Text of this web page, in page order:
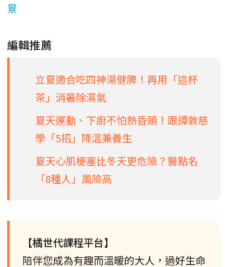
景
編輯推薦
立夏適合吃四神湯健脾！再用「這杯
茶」消暑除濕氣
夏天運動、下廚不怕熱昏頭！跟譚敦慈
學「5招」降溫兼養生
夏天心肌梗塞比冬天更危險？醫點名
「8種人」風險高
【橘世代課程平台】
陪伴您成為有趣而溫暖的大人，過好生命